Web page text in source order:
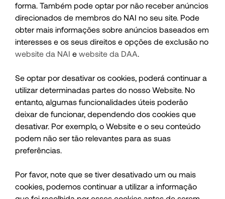
forma. Também pode optar por não receber anúncios
direcionados de membros do NAI no seu site. Pode
obter mais informações sobre anúncios baseados em
interesses e os seus direitos e opções de exclusão no
website da NAI e website da DAA.
Se optar por desativar os cookies, poderá continuar a
utilizar determinadas partes do nosso Website. No
entanto, algumas funcionalidades úteis poderão
deixar de funcionar, dependendo dos cookies que
desativar. Por exemplo, o Website e o seu conteúdo
podem não ser tão relevantes para as suas
preferências.
Por favor, note que se tiver desativado um ou mais
cookies, podemos continuar a utilizar a informação